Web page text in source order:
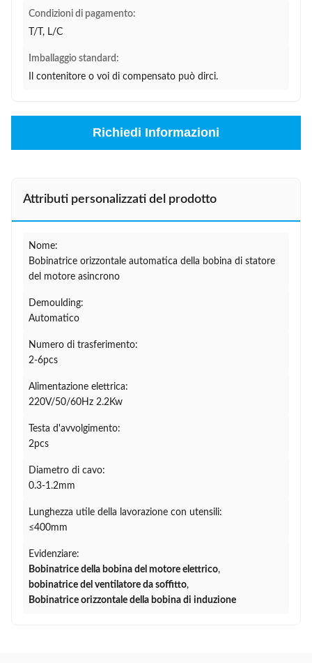
Condizioni di pagamento:
T/T, L/C
Imballaggio standard:
Il contenitore o voi di compensato può dirci.
Richiedi Informazioni
Attributi personalizzati del prodotto
Nome:
Bobinatrice orizzontale automatica della bobina di statore
del motore asincrono
Demoulding:
Automatico
Numero di trasferimento:
2-6pcs
Alimentazione elettrica:
220V/50/60Hz 2.2Kw
Testa d'avvolgimento:
2pcs
Diametro di cavo:
0.3-1.2mm
Lunghezza utile della lavorazione con utensili:
≤400mm
Evidenziare:
Bobinatrice della bobina del motore elettrico,
bobinatrice del ventilatore da soffitto,
Bobinatrice orizzontale della bobina di induzione